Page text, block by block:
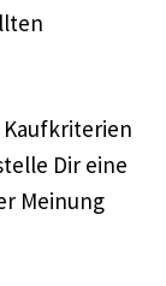
Dir eine
Meinung